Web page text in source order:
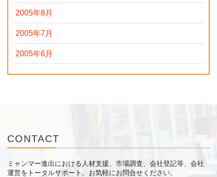
2005年8月
2005年7月
2005年6月
CONTACT
ミャンマー進出における人材支援、市場調査、会社登記等、会社
運営をトータルサポート。 お気軽にお問合せください。